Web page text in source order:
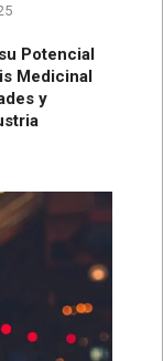
Potencial
Medicinal
y